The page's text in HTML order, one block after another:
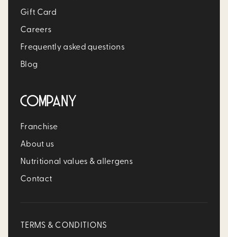
Gift Card
Careers
Frequently asked questions
Blog
COMPANY
Franchise
About us
Nutritional values & allergens
Contact
TERMS & CONDITIONS